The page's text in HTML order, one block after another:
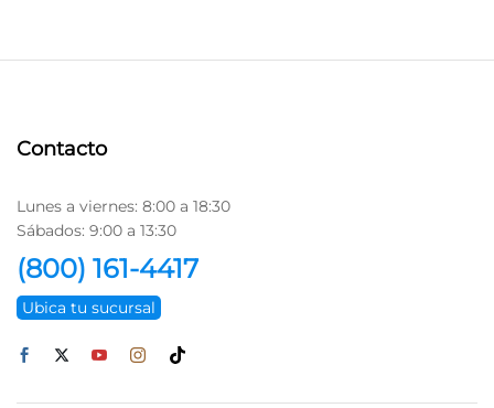
Contacto
Lunes a viernes: 8:00 a 18:30
Sábados: 9:00 a 13:30
(800) 161-4417
Ubica tu sucursal